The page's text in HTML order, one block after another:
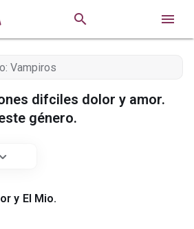
 
difciles dolor y amor.
género.
y El Mio.